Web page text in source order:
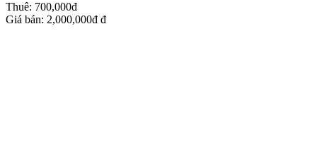
Thuê: 700,000đ
Giá bán: 2,000,000đ đ